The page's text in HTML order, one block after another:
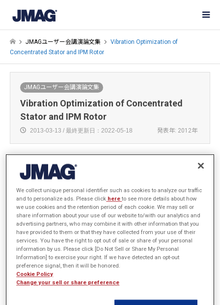
JMAGユーザー会講演論文集
Vibration Optimization of
Concentrated Stator and IPM Rotor
JMAGユーザー会講演論文集
Vibration Optimization of Concentrated
Stator and IPM Rotor
2013-03-13 / 最終更新日：2022-05-18 発表年: 2012年
Alvin Lee
Emerson Hermetic Motor
概要
Vibration Optimization of Concentrated Stator and IPM Rotor Mr. Alvin
Lee, Section Manager, Hermetic Motor, Emerson Motor vibration is very
important for hermetic motor application, especially for concentrated
higher vibration. To optimize motor vibration in full speed range, the
We collect unique personal identifier such as cookies to analyze our traffic
and to personalize ads. Please click hereto see more details about how
we use cookies and the retention period of each cookie. We may sell or
share information about your use of our website to/with our analytics and
advertising partners, who may combine it with other information that you
have provided to them or that they have collected from your use of their
services. You have the right to opt out of sale or share of your personal
information by us. Please click [Do Not Sell or Share My Personal
Information] to exercise your right. If we have detected an opt-out
preference signal, then it will be honored.
Cookie Policy
Change your sell or share preference